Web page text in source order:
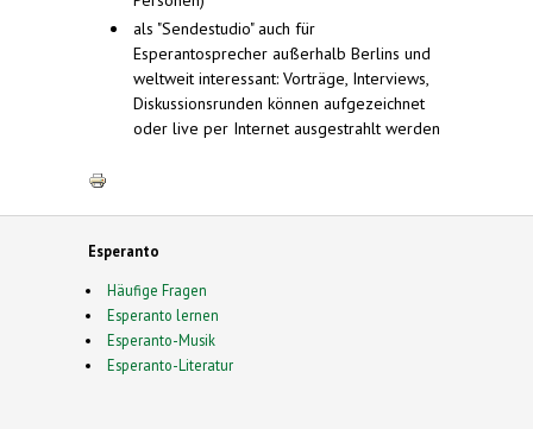
als "Sendestudio" auch für
Esperantosprecher außerhalb Berlins und
weltweit interessant: Vorträge, Interviews,
Diskussionsrunden können aufgezeichnet
oder live per Internet ausgestrahlt werden
Esperanto
Häufige Fragen
Esperanto lernen
Esperanto-Musik
Esperanto-Literatur